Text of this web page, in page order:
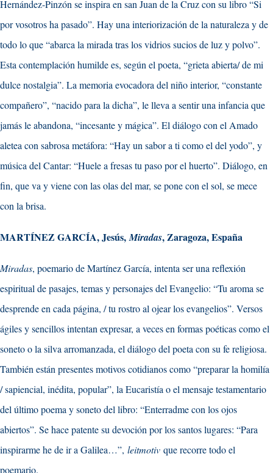
Hernández-Pinzón se inspira en san Juan de la Cruz con su libro “Si
por vosotros ha pasado”. Hay una interiorización de la naturaleza y de
todo lo que “abarca la mirada tras los vidrios sucios de luz y polvo”.
Esta contemplación humilde es, según el poeta, “grieta abierta/ de mi
dulce nostalgia”. La memoria evocadora del niño interior, “constante
compañero”, “nacido para la dicha”, le lleva a sentir una infancia que
jamás le abandona, “incesante y mágica”. El diálogo con el Amado
aletea con sabrosa metáfora: “Hay un sabor a ti como el del yodo”, y
música del Cantar: “Huele a fresas tu paso por el huerto”. Diálogo, en
fin, que va y viene con las olas del mar, se pone con el sol, se mece
con la brisa.
MARTÍNEZ GARCÍA, Jesús,Miradas, Zaragoza, España
Miradas, poemario de Martínez García, intenta ser una reflexión
espiritual de pasajes, temas y personajes del Evangelio: “Tu aroma se
desprende en cada página, / tu rostro al ojear los evangelios”. Versos
ágiles y sencillos intentan expresar, a veces en formas poéticas como el
soneto o la silva arromanzada, el diálogo del poeta con su fe religiosa.
También están presentes motivos cotidianos como “preparar la homilía
/ sapiencial, inédita, popular”, la Eucaristía o el mensaje testamentario
del último poema y soneto del libro: “Enterradme con los ojos
abiertos”. Se hace patente su devoción por los santos lugares: “Para
inspirarme he de ir a Galilea…”, leitmotiv que recorre todo el
poemario.